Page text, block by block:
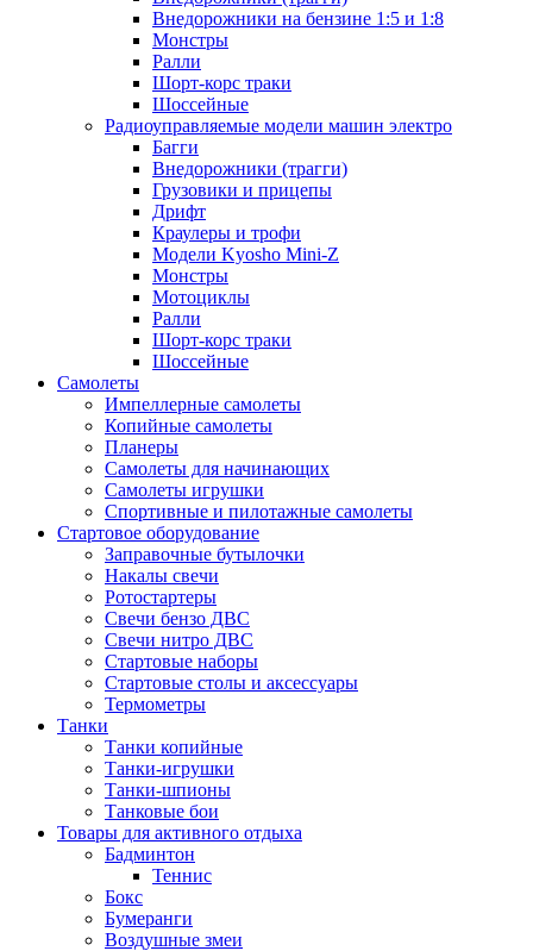
Внедорожники на бензине 1:5 и 1:8
Монстры
Ралли
Шорт-корс траки
Шоссейные
Радиоуправляемые модели машин электро
Багги
Внедорожники (трагги)
Грузовики и прицепы
Дрифт
Краулеры и трофи
Модели Kyosho Mini-Z
Монстры
Мотоциклы
Ралли
Шорт-корс траки
Шоссейные
Самолеты
Импеллерные самолеты
Копийные самолеты
Планеры
Самолеты для начинающих
Самолеты игрушки
Спортивные и пилотажные самолеты
Стартовое оборудование
Заправочные бутылочки
Накалы свечи
Ротостартеры
Свечи бензо ДВС
Свечи нитро ДВС
Стартовые наборы
Стартовые столы и аксессуары
Термометры
Танки
Танки копийные
Танки-игрушки
Танки-шпионы
Танковые бои
Товары для активного отдыха
Бадминтон
Теннис
Бокс
Бумеранги
Воздушные змеи